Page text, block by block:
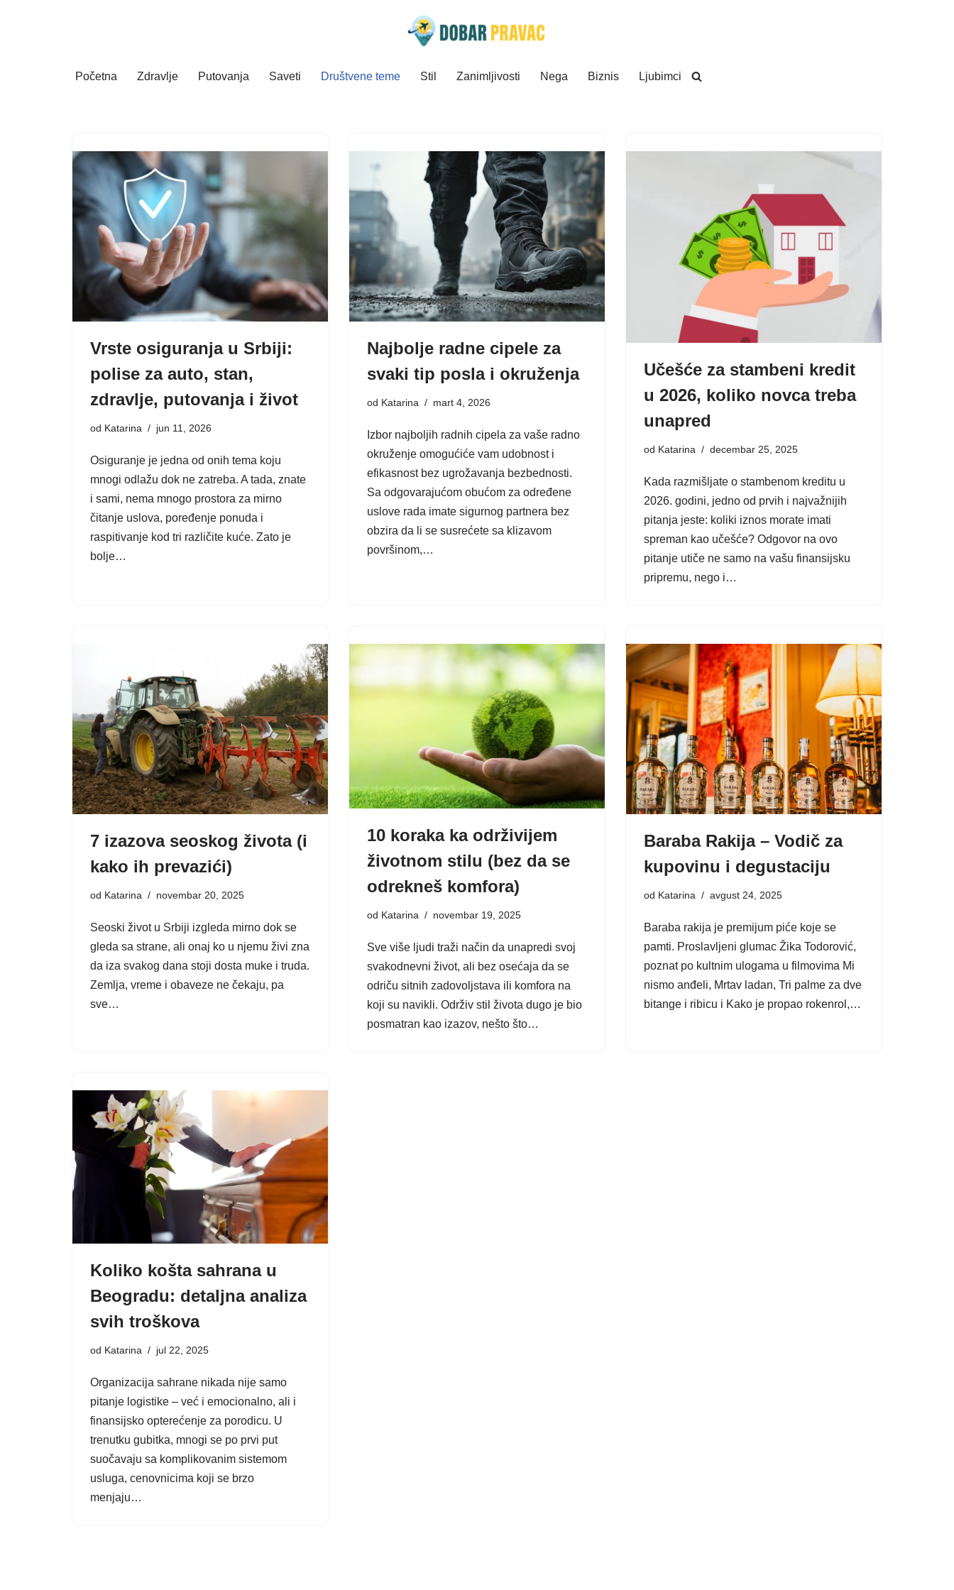
Početna Zdravlje Putovanja Saveti Društvene teme Stil Zanimljivosti Nega Biznis Ljubimci
Vrste osiguranja u Srbiji:
polise za auto, stan,
zdravlje, putovanja i život
od Katarina jun 11, 2026
Osiguranje je jedna od onih tema koju
mnogi odlažu dok ne zatreba. A tada, znate
i sami, nema mnogo prostora za mirno
čitanje uslova, poređenje ponuda i
raspitivanje kod tri različite kuće. Zato je
bolje…
Najbolje radne cipele za
svaki tip posla i okruženja
od Katarina mart 4, 2026
Izbor najboljih radnih cipela za vaše radno
okruženje omogućiće vam udobnost i
efikasnost bez ugrožavanja bezbednosti.
Sa odgovarajućom obućom za određene
uslove rada imate sigurnog partnera bez
obzira da li se susrećete sa klizavom
površinom,…
Učešće za stambeni kredit
u 2026, koliko novca treba
unapred
od Katarina decembar 25, 2025
Kada razmišljate o stambenom kreditu u
2026. godini, jedno od prvih i najvažnijih
pitanja jeste: koliki iznos morate imati
spreman kao učešće? Odgovor na ovo
pitanje utiče ne samo na vašu finansijsku
pripremu, nego i…
7 izazova seoskog života (i
kako ih prevazići)
od Katarina novembar 20, 2025
Seoski život u Srbiji izgleda mirno dok se
gleda sa strane, ali onaj ko u njemu živi zna
da iza svakog dana stoji dosta muke i truda.
Zemlja, vreme i obaveze ne čekaju, pa
sve…
10 koraka ka održivijem
životnom stilu (bez da se
odrekneš komfora)
od Katarina novembar 19, 2025
Sve više ljudi traži način da unapredi svoj
svakodnevni život, ali bez osećaja da se
odriču sitnih zadovoljstava ili komfora na
koji su navikli. Održiv stil života dugo je bio
posmatran kao izazov, nešto što…
Baraba Rakija – Vodič za
kupovinu i degustaciju
od Katarina avgust 24, 2025
Baraba rakija je premijum piće koje se
pamti. Proslavljeni glumac Žika Todorović,
poznat po kultnim ulogama u filmovima Mi
nismo anđeli, Mrtav ladan, Tri palme za dve
bitange i ribicu i Kako je propao rokenrol,…
Koliko košta sahrana u
Beogradu: detaljna analiza
svih troškova
od Katarina jul 22, 2025
Organizacija sahrane nikada nije samo
pitanje logistike – već i emocionalno, ali i
finansijsko opterećenje za porodicu. U
trenutku gubitka, mnogi se po prvi put
suočavaju sa komplikovanim sistemom
usluga, cenovnicima koji se brzo
menjaju…